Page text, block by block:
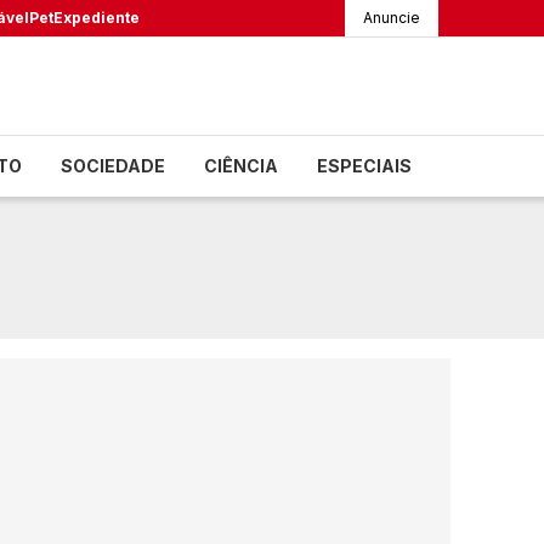
PetExpediente Anuncie
SOCIEDADE CIÊNCIA ESPECIAIS